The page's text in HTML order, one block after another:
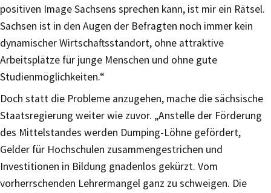
positiven Image Sachsens sprechen kann, ist mir ein Rätsel.
Sachsen ist in den Augen der Befragten noch immer kein
dynamischer Wirtschaftsstandort, ohne attraktive
Arbeitsplätze für junge Menschen und ohne gute
Studienmöglichkeiten.“
Doch statt die Probleme anzugehen, mache die sächsische
Staatsregierung weiter wie zuvor. „Anstelle der Förderung
des Mittelstandes werden Dumping-Löhne gefördert,
Gelder für Hochschulen zusammengestrichen und
Investitionen in Bildung gnadenlos gekürzt. Vom
vorherrschenden Lehrermangel ganz zu schweigen. Die